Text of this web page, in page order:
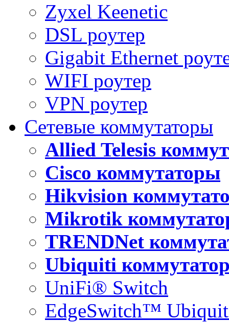
Zyxel Keenetic
DSL роутер
Gigabit Ethernet
WIFI роутер
VPN роутер
Сетевые коммутаторы
Allied Telesis
Cisco коммутаторы
Hikvision
Mikrotik
TRENDNet
Ubiquiti
UniFi® Switch
EdgeSwitch™